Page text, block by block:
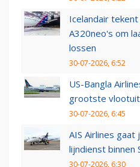
Icelandair
A320neo's om
lossen
30-07-2026, 6:52
US-Bangla
grootste
30-07-2026, 6:45
AIS Airlines
lijndienst binnen
30-07-2026, 6:30